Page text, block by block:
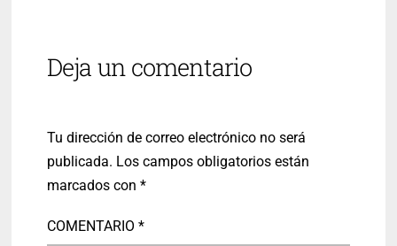
Deja un comentario
Tu dirección de correo electrónico no será
publicada. Los campos obligatorios están
marcados con*
COMENTARIO*